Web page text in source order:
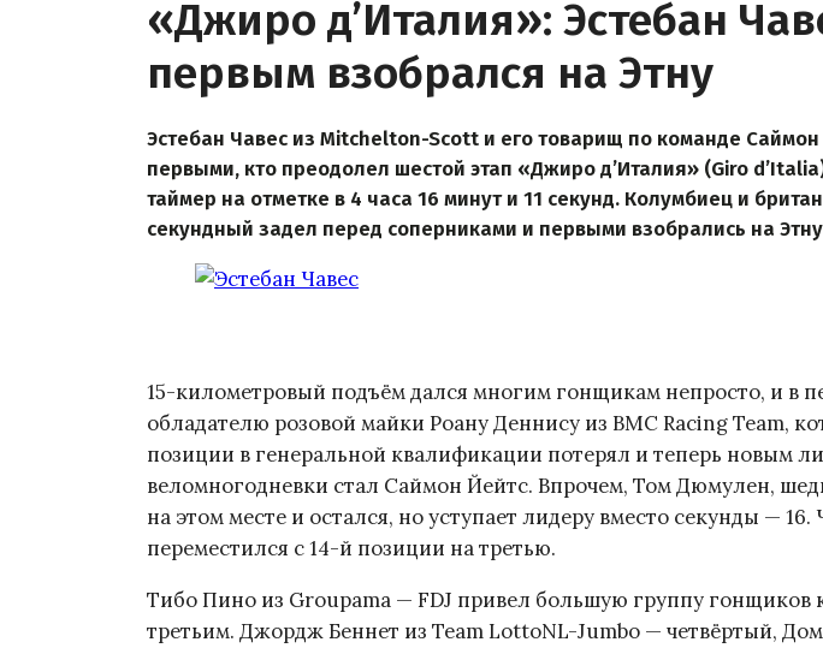
«Джиро д’Италия»: Эстебан
первым взобрался на Этну
Эстебан Чавес из Mitchelton-Scott и его товарищ по команде Саймон
первыми, кто преодолел шестой этап «Джиро д’Италия» (Giro
таймер на отметке в 4 часа 16 минут и 11 секунд. Колумбиец и
секундный задел перед соперниками и первыми взобрались на
15-километровый подъём дался многим гонщикам непросто, и в
обладателю розовой майки Роану Деннису из BMC Racing Team,
позиции в генеральной квалификации потерял и теперь новым
веломногодневки стал Саймон Йейтс. Впрочем, Том Дюмулен,
на этом месте и остался, но уступает лидеру вместо секунды — 16.
переместился с 14-й позиции на третью.
Тибо Пино из Groupama — FDJ привел большую группу гонщиков
третьим. Джордж Беннет из Team LottoNL-Jumbo — четвёртый,